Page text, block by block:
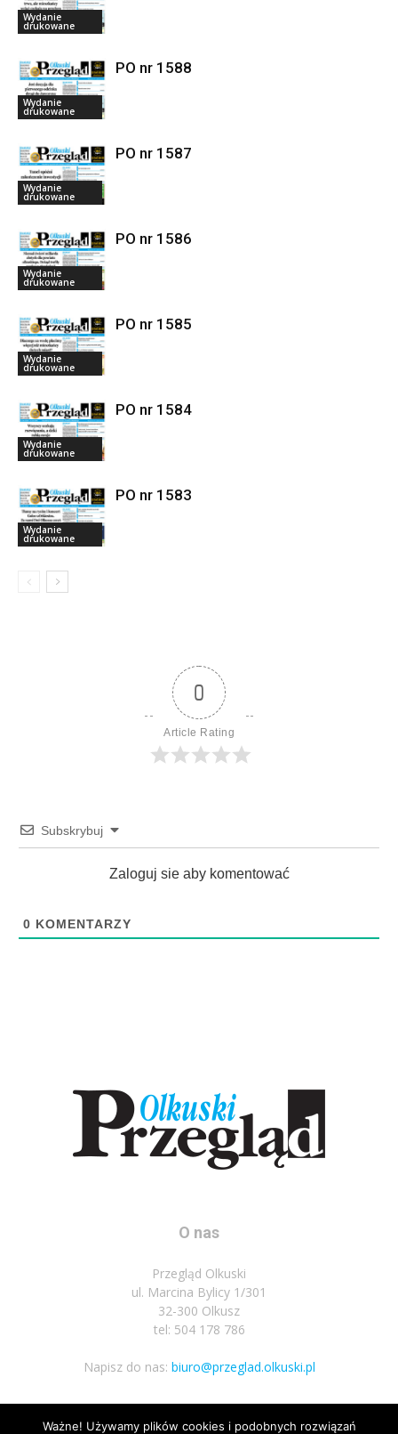
Wydanie
drukowane
Wydanie
drukowane
PO nr 1588
Wydanie
drukowane
PO nr 1587
Wydanie
drukowane
PO nr 1586
Wydanie
drukowane
PO nr 1585
Wydanie
drukowane
PO nr 1584
Wydanie
drukowane
PO nr 1583
0
Article Rating
Subskrybuj
Zaloguj sie aby komentować
0 KOMENTARZY
O nas
Przegląd Olkuski
ul. Marcina Bylicy 1/301
32-300 Olkusz
tel: 504 178 786
Napisz do nas: biuro@przeglad.olkuski.pl
Ważne! Używamy plików cookies i podobnych rozwiązań